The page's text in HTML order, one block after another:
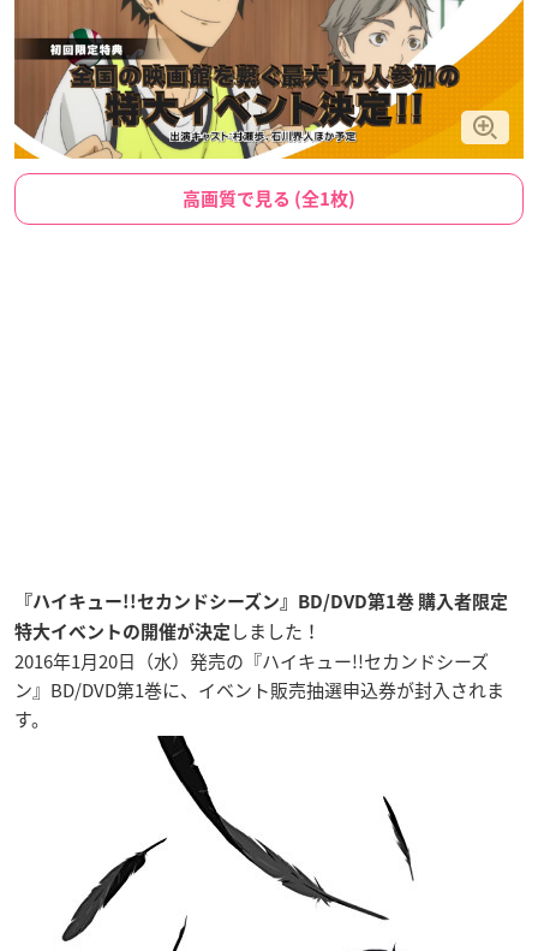
高画質で見る (全1枚)
『ハイキュー!!セカンドシーズン』BD/DVD第1巻 購入者限定
特大イベントの開催が決定 しました！
2016年1月20日（水）発売の『ハイキュー!!セカンドシーズ
ン』BD/DVD第1巻に、イベント販売抽選申込券が封入されま
す。